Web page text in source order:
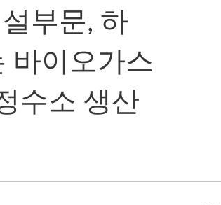
부문, 하
바이오가스
수소 생산